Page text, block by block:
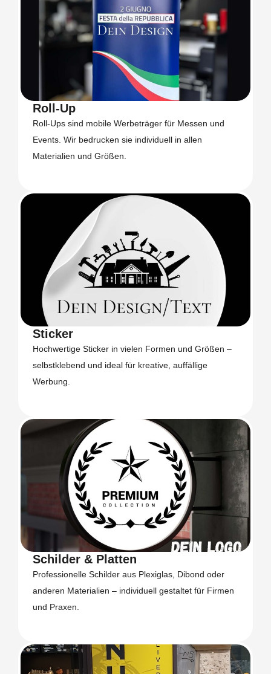
Roll-Up
Roll-Ups sind mobile Werbeträger für Messen und
Events. Wir bedrucken sie individuell in allen
Materialien und Größen.
Sticker
Hochwertige Sticker in vielen Formen und Größen –
selbstklebend und ideal für kreative, auffällige
Werbung.
Schilder & Platten
Professionelle Schilder aus Plexiglas, Dibond oder
anderen Materialien – individuell gestaltet für Firmen
und Praxen.